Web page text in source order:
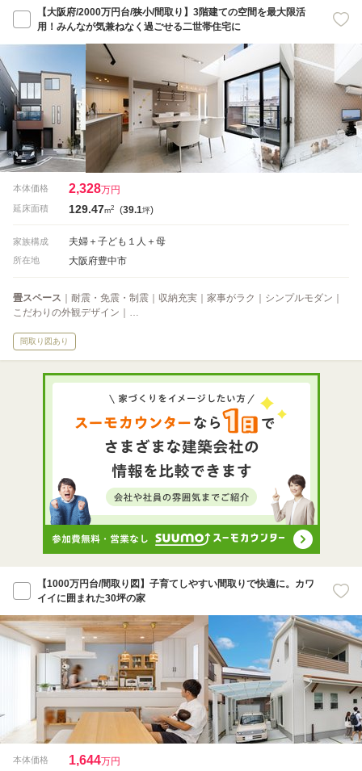
【大阪府/2000万円台/狭小/間取り】3階建ての空間を最大限活
用！みんなが気兼ねなく過ごせる二世帯住宅に
本体価格 2,328万円
延床面積 129.47m2 (39.1坪)
家族構成 夫婦＋子ども１人＋母
所在地 大阪府豊中市
畳スペース ｜耐震・免震・制震｜収納充実｜家事がラク｜シンプルモダン｜
こだわりの外観デザイン｜…
間取り図あり
【1000万円台/間取り図】子育てしやすい間取りで快適に。カワ
イイに囲まれた30坪の家
本体価格 1,644万円